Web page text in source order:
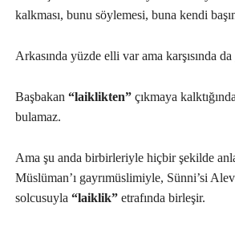
kalkması, bunu söylemesi, buna kendi
Arkasında yüzde elli var ama karşısında
Başbakan“laiklikten” çıkmaya
bulamaz.
Ama şu anda birbirleriyle hiçbir şekilde
Müslüman’ı gayrımüslimiyle, Sünni’si
solcusuyla“laiklik” etrafında birleşir.